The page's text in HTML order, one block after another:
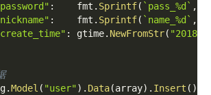
:
    fmt
. Sprintf( `pass_%d` ,
:
    fmt
. Sprintf( `name_%d` ,
: gtime. NewFromStr( "2018-
g.Model ( "user") . Data(array) . Insert ( )